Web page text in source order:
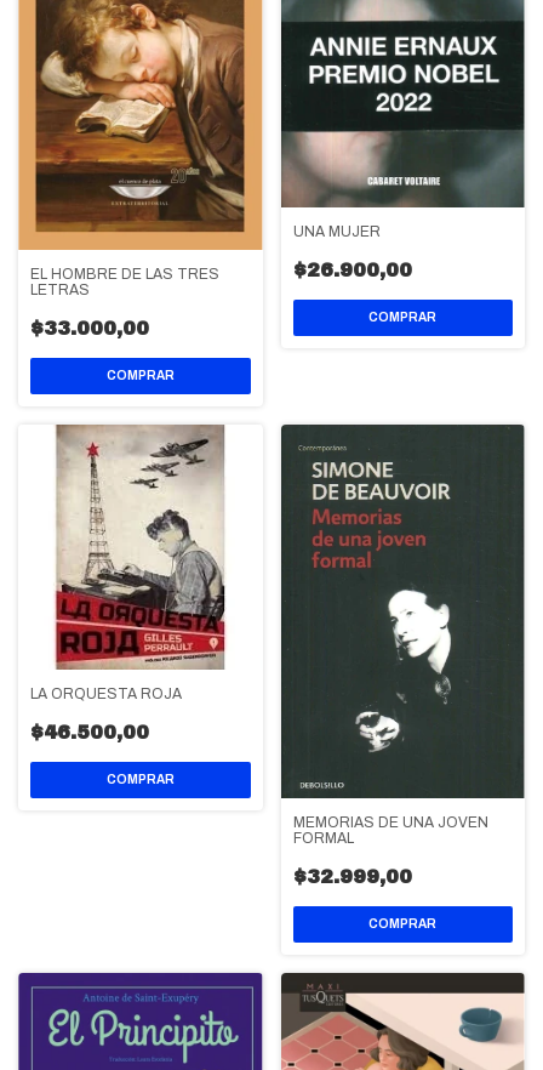
EL HOMBRE DE LAS TRES
LETRAS
$33.000,00
UNA MUJER
$26.900,00
LA ORQUESTA ROJA
$46.500,00
MEMORIAS DE UNA JOVEN
FORMAL
$32.999,00